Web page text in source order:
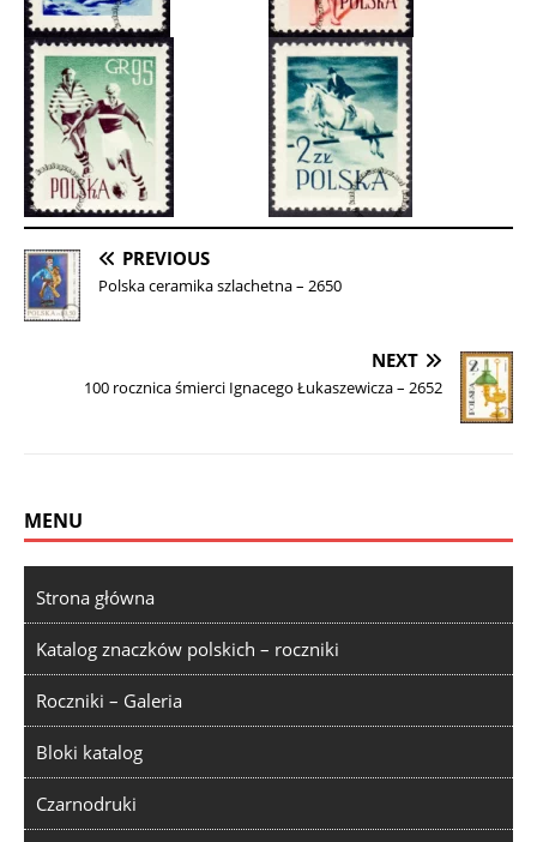
PREVIOUS
Polska ceramika szlachetna – 2650
NEXT
100 rocznica śmierci Ignacego Łukaszewicza – 2652
MENU
Strona główna
Katalog znaczków polskich – roczniki
Roczniki – Galeria
Bloki katalog
Czarnodruki